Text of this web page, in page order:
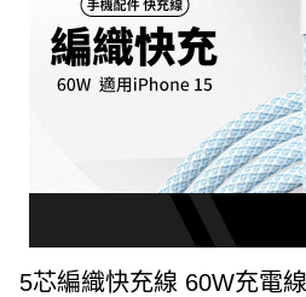
5芯編織快充線 60W充電